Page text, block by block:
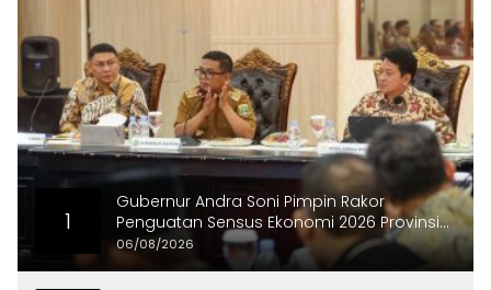
1
Gubernur Andra Soni Pimpin Rakor
Penguatan Sensus Ekonomi 2026 Provinsi
Banten
06/08/2026